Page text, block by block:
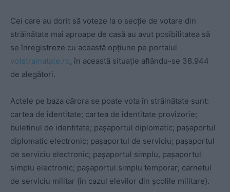
Cei care au dorit să voteze la o secţie de votare din
străinătate mai aproape de casă au avut posibilitatea să
se înregistreze cu această opţiune pe portalul
votstrainatate.ro, în această situaţie aflându-se 38.944
de alegători.
Actele pe baza cărora se poate vota în străinătate sunt:
cartea de identitate; cartea de identitate provizorie;
buletinul de identitate; paşaportul diplomatic; paşaportul
diplomatic electronic; paşaportul de serviciu; paşaportul
de serviciu electronic; paşaportul simplu, paşaportul
simplu electronic; paşaportul simplu temporar; carnetul
de serviciu militar (în cazul elevilor din şcolile militare).